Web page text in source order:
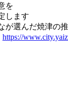
を
します
が選んだ焼津の
https://